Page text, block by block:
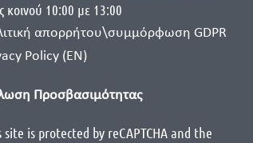
κοινού 10:00 με 13:00
απορρήτου\συμμόρφωση GDPR
Policy (EN)
Προσβασιμότητας
site is protected by reCAPTCHA and the